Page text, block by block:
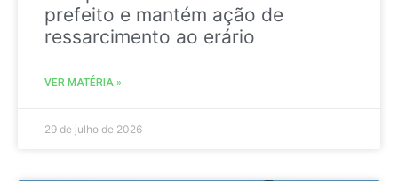
prefeito e mantém ação de
ressarcimento ao erário
VER MATÉRIA »
29 de julho de 2026